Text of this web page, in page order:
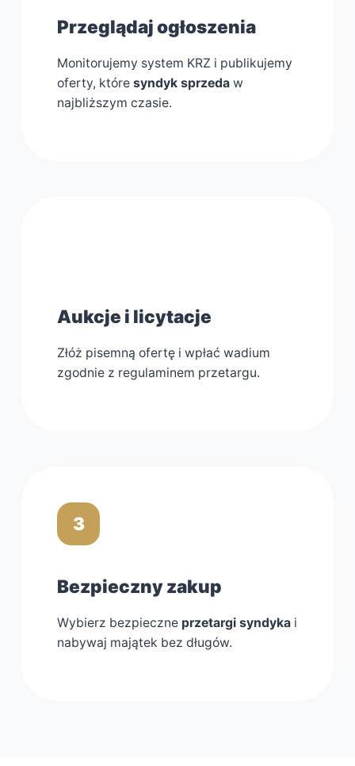
Przeglądaj ogłoszenia
Monitorujemy system KRZ i publikujemy
oferty, które syndyk sprzeda w
najbliższym czasie.
Aukcje i licytacje
Złóż pisemną ofertę i wpłać wadium
zgodnie z regulaminem przetargu.
3
Bezpieczny zakup
Wybierz bezpieczne przetargi syndyka i
nabywaj majątek bez długów.